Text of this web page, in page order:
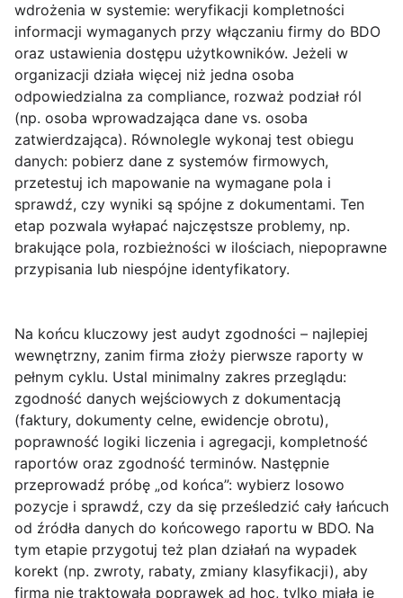
wdrożenia w systemie: weryfikacji kompletności
informacji wymaganych przy włączaniu firmy do BDO
oraz ustawienia dostępu użytkowników. Jeżeli w
organizacji działa więcej niż jedna osoba
odpowiedzialna za compliance, rozważ podział ról
(np. osoba wprowadzająca dane vs. osoba
zatwierdzająca). Równolegle wykonaj test obiegu
danych: pobierz dane z systemów firmowych,
przetestuj ich mapowanie na wymagane pola i
sprawdź, czy wyniki są spójne z dokumentami. Ten
etap pozwala wyłapać najczęstsze problemy, np.
brakujące pola, rozbieżności w ilościach, niepoprawne
przypisania lub niespójne identyfikatory.
Na końcu kluczowy jest audyt zgodności – najlepiej
wewnętrzny, zanim firma złoży pierwsze raporty w
pełnym cyklu. Ustal minimalny zakres przeglądu:
zgodność danych wejściowych z dokumentacją
(faktury, dokumenty celne, ewidencje obrotu),
poprawność logiki liczenia i agregacji, kompletność
raportów oraz zgodność terminów. Następnie
przeprowadź próbę „od końca”: wybierz losowo
pozycje i sprawdź, czy da się prześledzić cały łańcuch
od źródła danych do końcowego raportu w BDO. Na
tym etapie przygotuj też plan działań na wypadek
korekt (np. zwroty, rabaty, zmiany klasyfikacji), aby
firma nie traktowała poprawek ad hoc, tylko miała je